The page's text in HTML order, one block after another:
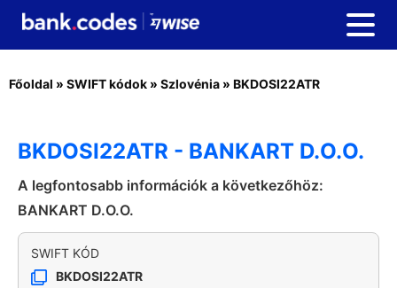
Főoldal » SWIFT kódok » Szlovénia » BKDOSI22ATR
BKDOSI22ATR - BANKART D.O.O.
A legfontosabb információk a következőhöz:
BANKART D.O.O.
SWIFT KÓD
BKDOSI22ATR